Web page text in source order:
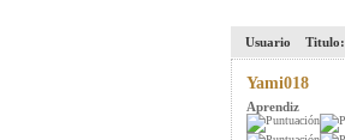
Usuario Titulo:
Yami018
Aprendiz